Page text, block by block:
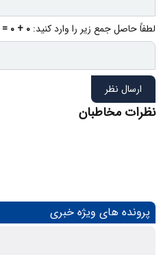
لطفاً حاصل جمع زیر را وارد کنید: 0 + 0 = ?
ارسال نظر
نظرات مخاطبان
پرونده های ویژه خبری